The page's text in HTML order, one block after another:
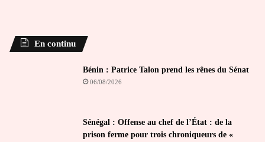
En continu
Bénin : Patrice Talon prend les rênes du Sénat
06/08/2026
Sénégal : Offense au chef de l’État : de la
prison ferme pour trois chroniqueurs de «